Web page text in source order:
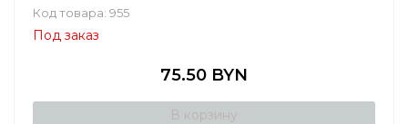
Код товара: 955
Под заказ
75.50 BYN
В корзину